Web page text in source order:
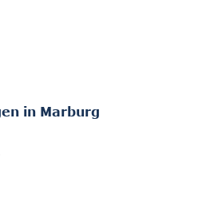
in Marburg